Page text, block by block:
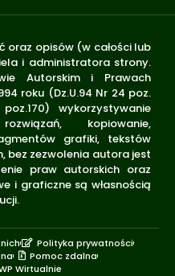
oraz opisów (w całości lub
i administratora strony.
Autorskim i Prawach
roku (Dz.U.94 Nr 24 poz.
wykorzystywanie
kopiowanie,
grafiki, tekstów
bez zezwolenia autora jest
praw autorskich oraz
i graficzne są własnością
Polityka prywatności
Pomoc zdalna
Wirtualnie